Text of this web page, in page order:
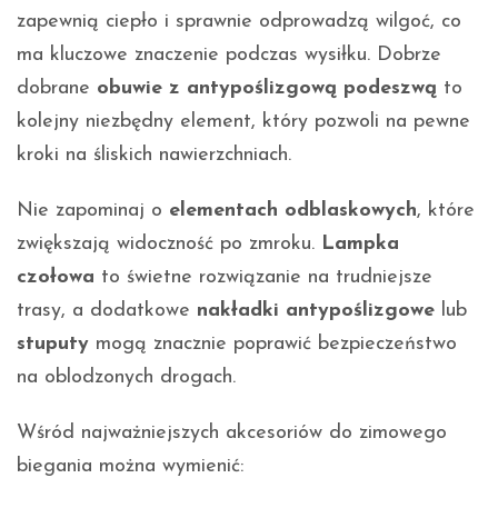
zapewnią ciepło i sprawnie odprowadzą wilgoć, co
ma kluczowe znaczenie podczas wysiłku. Dobrze
dobrane obuwie z antypoślizgową podeszwą to
kolejny niezbędny element, który pozwoli na pewne
kroki na śliskich nawierzchniach.
Nie zapominaj o elementach odblaskowych, które
zwiększają widoczność po zmroku. Lampka
czołowa to świetne rozwiązanie na trudniejsze
trasy, a dodatkowe nakładki antypoślizgowe lub
stuputy mogą znacznie poprawić bezpieczeństwo
na oblodzonych drogach.
Wśród najważniejszych akcesoriów do zimowego
biegania można wymienić: